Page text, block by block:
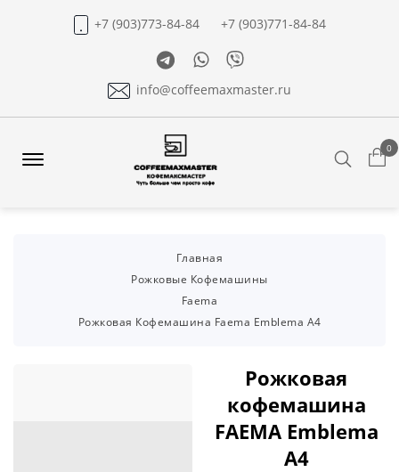
+7 (903)773-84-84
+7 (903)771-84-84
TelegramWhatsapp
Viber
info@coffeemaxmaster.ru
0
Главная
Рожковые Кофемашины
Faema
Рожковая Кофемашина Faema Emblema A4
Рожковая
кофемашина
FAEMA Emblema
A4